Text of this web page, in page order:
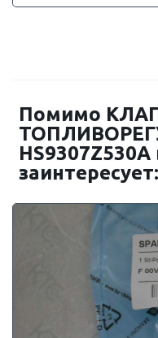
Помимо
заинтересует: